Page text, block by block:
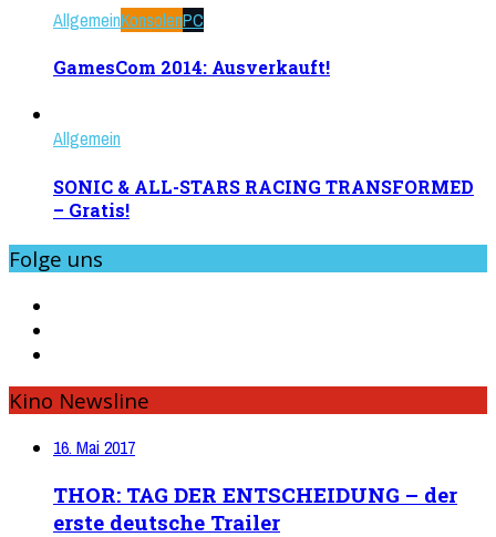
AllgemeinKonsolenPC
GamesCom 2014: Ausverkauft!
Allgemein
SONIC & ALL-STARS RACING TRANSFORMED
– Gratis!
Folge uns
Kino Newsline
16. Mai 2017
THOR: TAG DER ENTSCHEIDUNG – der
erste deutsche Trailer